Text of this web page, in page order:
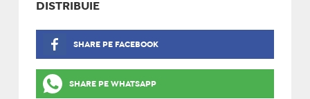
DISTRIBUIE
SHARE PE FACEBOOK
SHARE PE WHATSAPP